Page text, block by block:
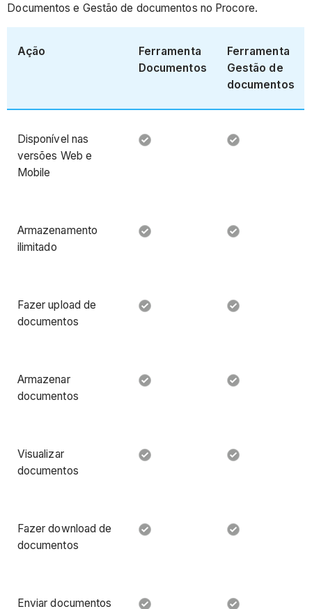
Documentos e Gestão de documentos no Procore.
Ação
Ferramenta
Documentos
Ferramenta
Gestão de
documentos
Disponível nas
versões Web e
Mobile
Armazenamento
ilimitado
Fazer upload de
documentos
Armazenar
documentos
Visualizar
documentos
Fazer download de
documentos
Enviar documentos